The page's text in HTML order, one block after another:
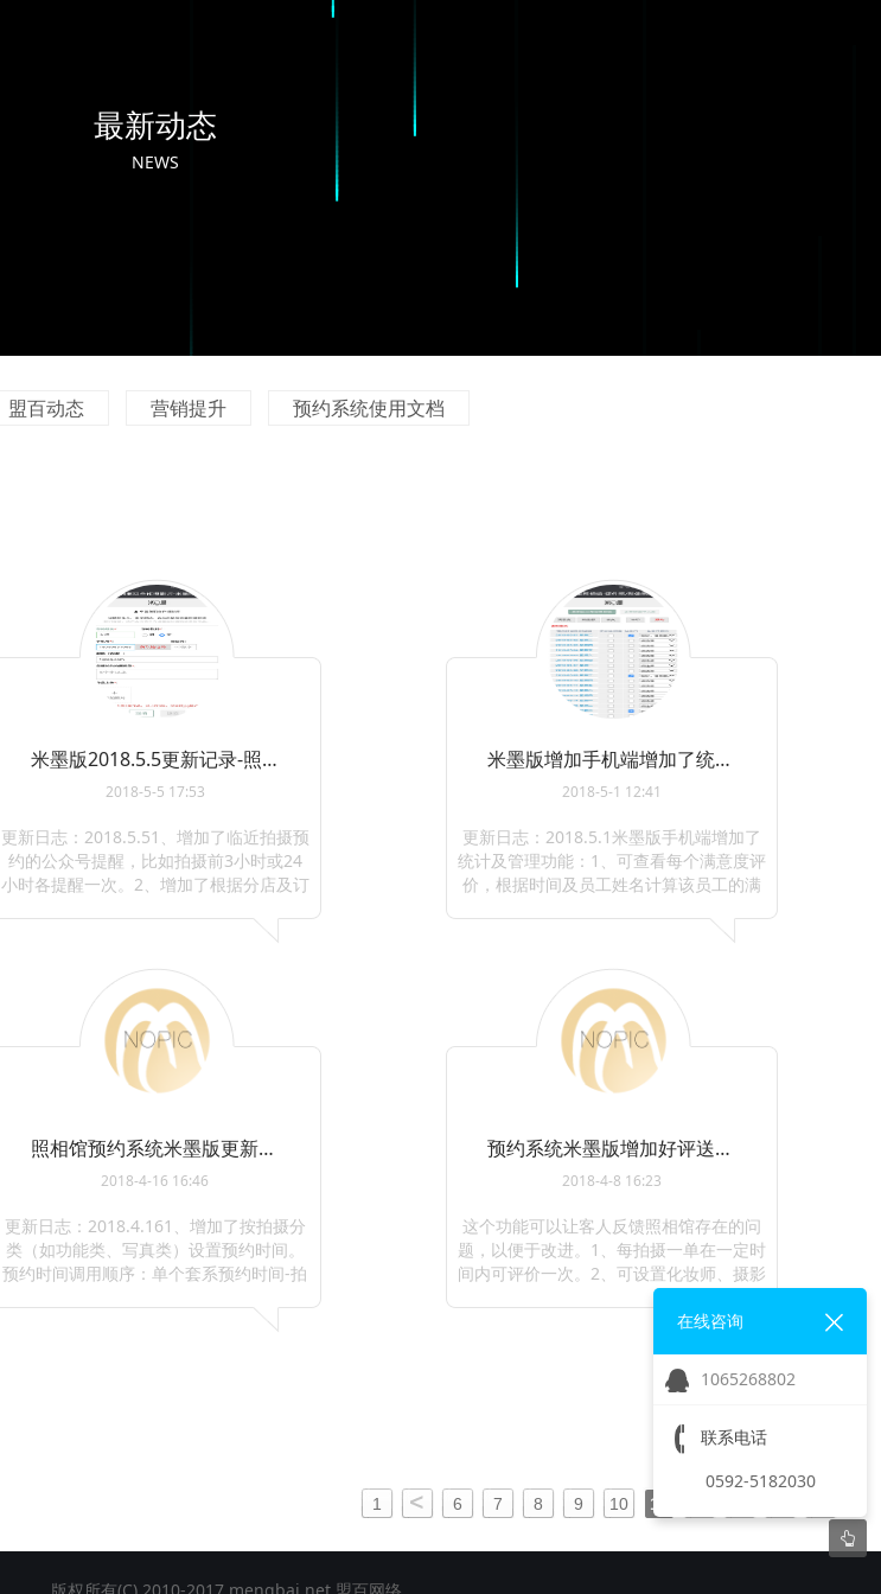
最新动态
NEWS
盟百动态 营销提升 预约系统使用文档
米墨版2018.5.5更新记录-照相管ERP预约系统
2018-5-5 17:53
更新日志：2018.5.51、增加了临近拍摄预
约的公众号提醒，比如拍摄前3小时或24
小时各提醒一次。2、增加了根据分店及订
3、增加了合作摄影师申请模块。 ... ...
米墨版增加手机端增加了统计及管理功能。
2018-5-1 12:41
更新日志：2018.5.1米墨版手机端增加了
统计及管理功能：1、可查看每个满意度评
价，根据时间及员工姓名计算该员工的满
员工姓名计算参与的销售额，也可计算员
照相馆预约系统米墨版更新日志
2018-4-16 16:46
更新日志：2018.4.161、增加了按拍摄分
类（如功能类、写真类）设置预约时间。
预约时间调用顺序：单个套系预约时间-拍
了根据参与人的计算其销售额。如化妆
预约系统米墨版增加好评送红包功能
2018-4-8 16:23
这个功能可以让客人反馈照相馆存在的问
题，以便于改进。1、每拍摄一单在一定时
间内可评价一次。2、可设置化妆师、摄影
师、修片师满意度问题调查，提交点评后
公众号会发一个红包给用户，红包的金额
1
6 7 8 9 10 11
在线咨询
1065268802
联系电话
0592-5182030